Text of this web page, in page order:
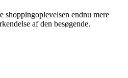
shoppingoplevelsen endnu mere
af den besøgende.